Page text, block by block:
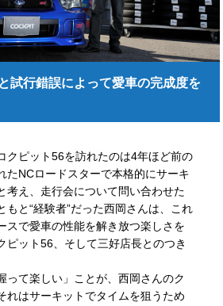
試行錯誤によって愛車の完成度を
クピット56を訪れたのは4年ほど前の
たNCロードスターで本格的にサーキ
考え、走行会について問い合わせた
もと“経験者”だった西岡さんは、これ
スで愛車の性能を解き放つ楽しさを
ピット56、そして三好店長とのつき
て楽しい」ことが、西岡さんのク
れはサーキットでタイムを狙うため